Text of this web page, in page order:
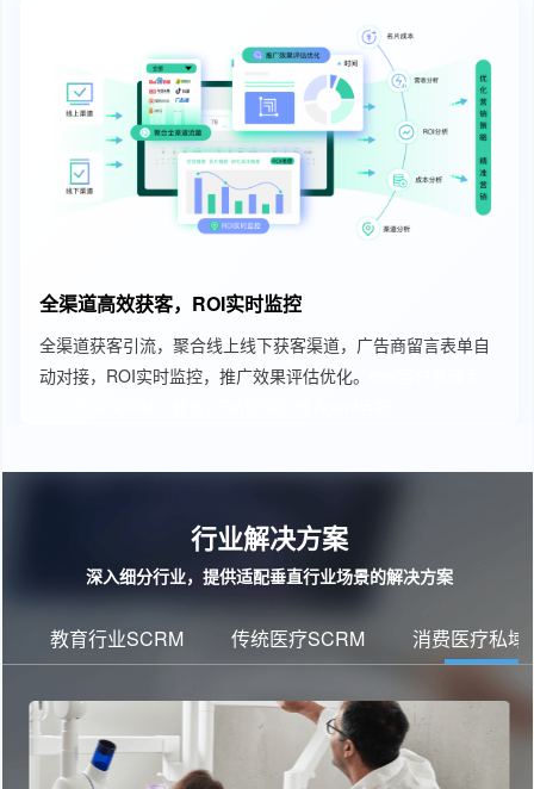
全渠道高效获客，ROI实时监控
全渠道获客引流，聚合线上线下获客渠道，广告商留言表单自
动对接，ROI实时监控，推广效果评估优化。
行业解决方案
深入细分行业，提供适配垂直行业场景的解决方案
教育行业SCRM 传统医疗SCRM 消费医疗私域